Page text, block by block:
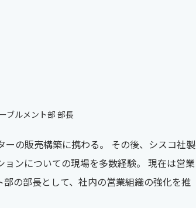
ブルメント部 部長
の販売構築に携わる。 その後、シスコ社製
ンについての現場を多数経験。 現在は営業
の部長として、社内の営業組織の強化を推